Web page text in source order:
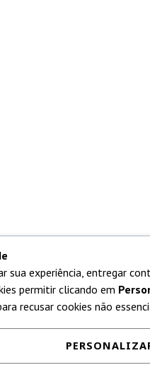
sua experiência, entregar
permitir clicando em
recusar cookies não